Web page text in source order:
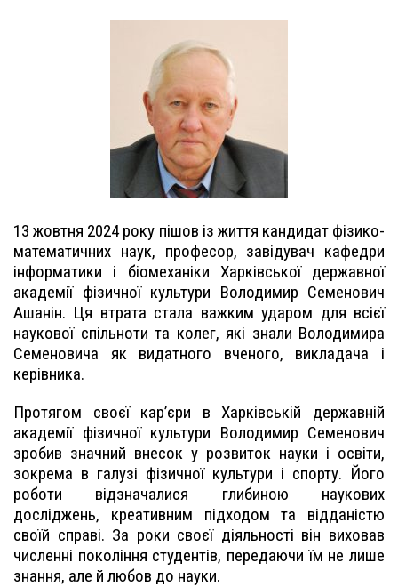
13 жовтня 2024 року пішов із життя кандидат фізико-
математичних наук, професор, завідувач кафедри
інформатики і біомеханіки Харківської державної
академії фізичної культури Володимир Семенович
Ашанін. Ця втрата стала важким ударом для всієї
наукової спільноти та колег, які знали Володимира
Семеновича як видатного вченого, викладача і
керівника.
Протягом своєї кар’єри в Харківській державній
академії фізичної культури Володимир Семенович
зробив значний внесок у розвиток науки і освіти,
зокрема в галузі фізичної культури і спорту. Його
роботи відзначалися глибиною наукових
досліджень, креативним підходом та відданістю
своїй справі. За роки своєї діяльності він виховав
численні покоління студентів, передаючи їм не лише
знання, але й любов до науки.